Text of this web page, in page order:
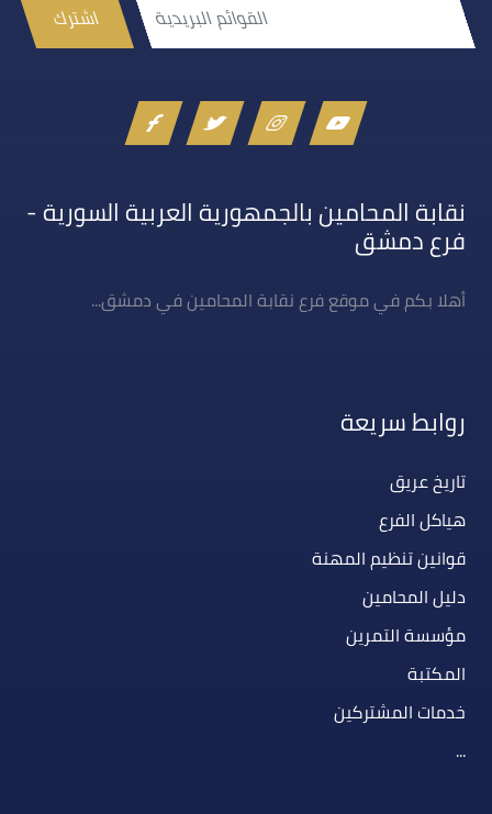
اشترك
نقابة المحامين بالجمهورية العربية السورية -
فرع دمشق
أهلا بكم في موقع فرع نقابة المحامين في دمشق...
روابط سريعة
تاريخ عريق
هياكل الفرع
قوانين تنظيم المهنة
دليل المحامين
مؤسسة التمرين
المكتبة
خدمات المشتركين
...